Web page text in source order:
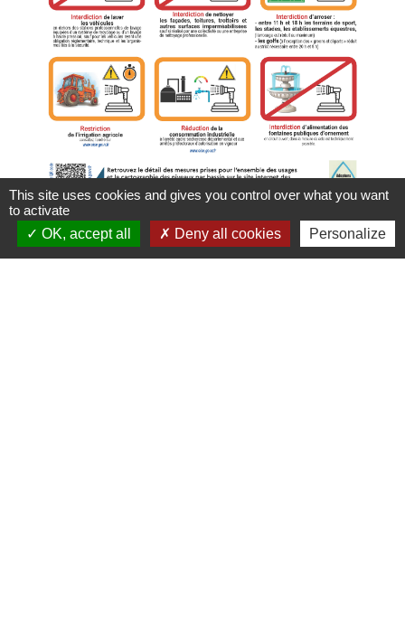
This site uses cookies and gives you control over what you want
to activate
OK, accept all
Deny all cookies Personalize